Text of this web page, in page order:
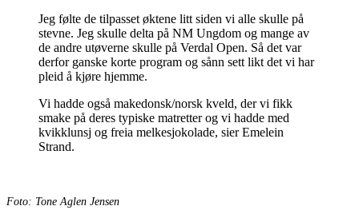
Jeg følte de tilpasset øktene litt siden vi alle skulle på
stevne. Jeg skulle delta på NM Ungdom og mange av
de andre utøverne skulle på Verdal Open. Så det var
derfor ganske korte program og sånn sett likt det vi har
pleid å kjøre hjemme.
Vi hadde også makedonsk/norsk kveld, der vi fikk
smake på deres typiske matretter og vi hadde med
kvikklunsj og freia melkesjokolade, sier Emelein
Strand.
Foto: Tone Aglen Jensen